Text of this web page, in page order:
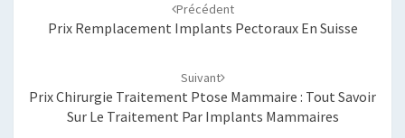
Précédent
Prix Remplacement Implants Pectoraux En Suisse
Suivant
Prix Chirurgie Traitement Ptose Mammaire : Tout Savoir
Sur Le Traitement Par Implants Mammaires